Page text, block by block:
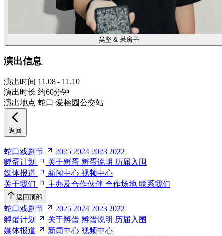
吴坚 & 呆房子
演出信息
演出时间 11.08 - 11.10
演出时长 约60分钟
演出地点 蛇口·爱榕园公交站
返回
蛇口戏剧节 2025 2024 2023 2022
孵蛋计划
关于孵蛋 孵蛋说明 历届入围
媒体报道
新闻中心 视频中心
关于我们
主办及合作伙伴 合作场地 联系我们
返回顶部
蛇口戏剧节 2025 2024 2023 2022
孵蛋计划
关于孵蛋 孵蛋说明 历届入围
媒体报道
新闻中心 视频中心